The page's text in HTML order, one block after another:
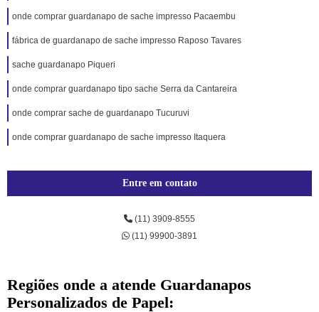
onde comprar guardanapo de sache impresso Pacaembu
fábrica de guardanapo de sache impresso Raposo Tavares
sache guardanapo Piqueri
onde comprar guardanapo tipo sache Serra da Cantareira
onde comprar sache de guardanapo Tucuruvi
onde comprar guardanapo de sache impresso Itaquera
Entre em contato
(11) 3909-8555
(11) 99900-3891
Regiões onde a atende Guardanapos
Personalizados de Papel: